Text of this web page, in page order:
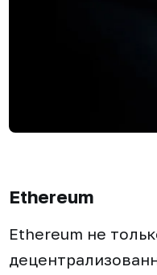
Ethereum
Ethereum не